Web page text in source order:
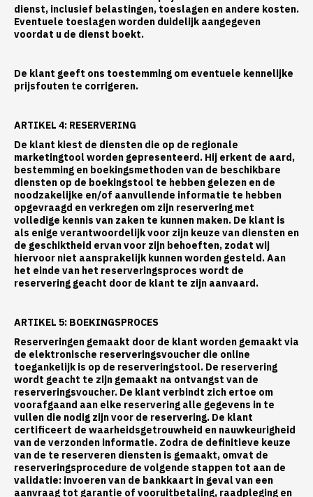
dienst, inclusief belastingen, toeslagen en andere kosten.
Eventuele toeslagen worden duidelijk aangegeven
voordat u de dienst boekt.
De klant geeft ons toestemming om eventuele kennelijke
prijsfouten te corrigeren.
ARTIKEL 4: RESERVERING
De klant kiest de diensten die op de regionale
marketingtool worden gepresenteerd. Hij erkent de aard,
bestemming en boekingsmethoden van de beschikbare
diensten op de boekingstool te hebben gelezen en de
noodzakelijke en/of aanvullende informatie te hebben
opgevraagd en verkregen om zijn reservering met
volledige kennis van zaken te kunnen maken. De klant is
als enige verantwoordelijk voor zijn keuze van diensten en
de geschiktheid ervan voor zijn behoeften, zodat wij
hiervoor niet aansprakelijk kunnen worden gesteld. Aan
het einde van het reserveringsproces wordt de
reservering geacht door de klant te zijn aanvaard.
ARTIKEL 5: BOEKINGSPROCES
Reserveringen gemaakt door de klant worden gemaakt via
de elektronische reserveringsvoucher die online
toegankelijk is op de reserveringstool. De reservering
wordt geacht te zijn gemaakt na ontvangst van de
reserveringsvoucher. De klant verbindt zich ertoe om
voorafgaand aan elke reservering alle gegevens in te
vullen die nodig zijn voor de reservering. De klant
certificeert de waarheidsgetrouwheid en nauwkeurigheid
van de verzonden informatie. Zodra de definitieve keuze
van de te reserveren diensten is gemaakt, omvat de
reserveringsprocedure de volgende stappen tot aan de
validatie: invoeren van de bankkaart in geval van een
aanvraag tot garantie of vooruitbetaling, raadpleging en